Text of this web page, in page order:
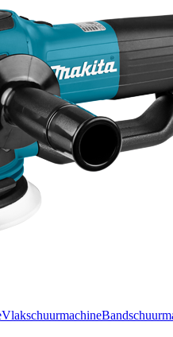
Vlakschuurmachine